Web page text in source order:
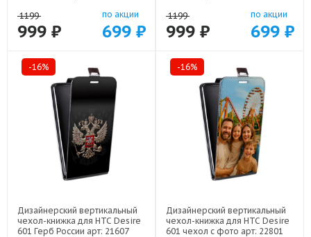
1199
999 ₽
по акции
699 ₽
1199
999 ₽
по акции
699 ₽
-16%
Дизайнерский вертикальный
чехол-книжка для HTC Desire
601 Герб России арт: 21607
-16%
Дизайнерский вертикальный
чехол-книжка для HTC Desire
601 чехол с фото арт: 22801